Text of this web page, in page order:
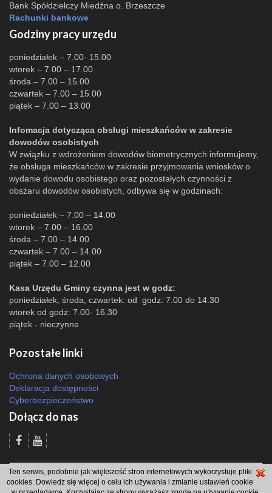
Bank Spółdzielczy Miedźna o. Brzeszcze
Rachunki bankowe
Godziny pracy urzędu
poniedziałek – 7.00- 15.00
wtorek – 7.00 – 17.00
środa – 7.00 – 15.00
czwartek – 7.00 – 15.00
piątek – 7.00 – 13.00
Infomacja dotycząca obsługi mieszkańców w zakresie
dowodów osobistych
W związku z wdrożeniem dowodów biometrycznych informujemy,
że obsługa mieszkańców w zakresie przyjmowania wniosków o
wydanie dowodu osobistego oraz pozostałych czynności z
obszaru dowodów osobistych, odbywa się w godzinach:
poniedziałek – 7.00 – 14.00
wtorek – 7.00 – 16.00
środa – 7.00 – 14.00
czwartek – 7.00 – 14.00
piątek – 7.00 – 12.00
Kasa Urzędu Gminy czynna jest w godz:
poniedziałek, środa, czwartek: od godz: 7.00 do 14.30
wtorek od godz: 7.00- 16.30
piątek - nieczynne
Pozostałe linki
Ochrona danych osobowych
Deklaracja dostępności
Cyberbezpieczeństwo
Dołącz do nas
Odsłon: 7175 | |Polityka bezpieczeństwa i polityka cookies|Redakcja|2007
- 2026 © Gmina Brzeszcze
projekt: Wdesk
Ten serwis, podobnie jak większość stron internetowych wykorzystuje pliki
cookies. Dowiedz się więcej o celu ich używania i zmianie ustawień cookie